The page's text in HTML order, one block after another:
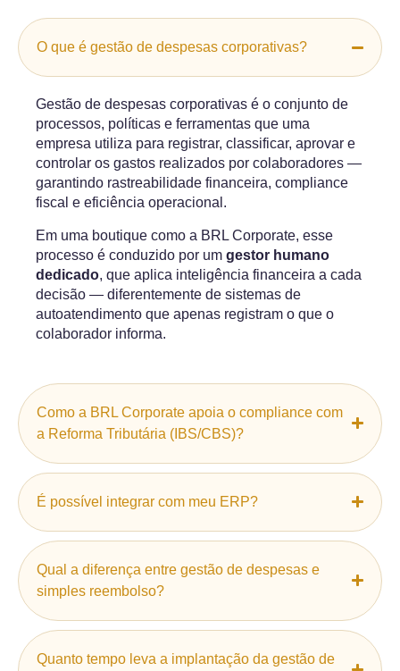
O que é gestão de despesas corporativas?
Gestão de despesas corporativas é o conjunto de
processos, políticas e ferramentas que uma
empresa utiliza para registrar, classificar, aprovar e
controlar os gastos realizados por colaboradores —
garantindo rastreabilidade financeira, compliance
fiscal e eficiência operacional.
Em uma boutique como a BRL Corporate, esse
processo é conduzido por um gestor humano
dedicado, que aplica inteligência financeira a cada
decisão — diferentemente de sistemas de
autoatendimento que apenas registram o que o
colaborador informa.
Como a BRL Corporate apoia o compliance com
a Reforma Tributária (IBS/CBS)?
É possível integrar com meu ERP?
Qual a diferença entre gestão de despesas e
simples reembolso?
Quanto tempo leva a implantação da gestão de